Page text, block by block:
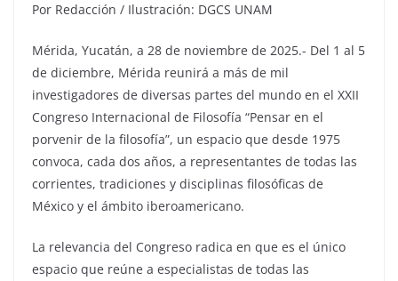
Por Redacción / Ilustración: DGCS UNAM
Mérida, Yucatán, a 28 de noviembre de 2025.- Del 1 al 5
de diciembre, Mérida reunirá a más de mil
investigadores de diversas partes del mundo en el XXII
Congreso Internacional de Filosofía “Pensar en el
porvenir de la filosofía”, un espacio que desde 1975
convoca, cada dos años, a representantes de todas las
corrientes, tradiciones y disciplinas filosóficas de
México y el ámbito iberoamericano.
La relevancia del Congreso radica en que es el único
espacio que reúne a especialistas de todas las